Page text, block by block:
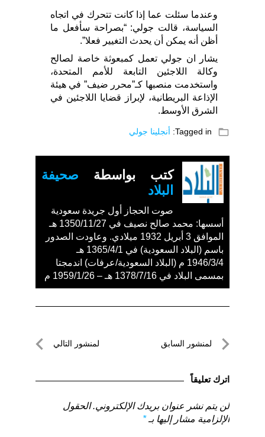
وعندما سئلت عما إذا كانت تتحرك في اتجاه
السياسة، قالت جولي: “بصراحة سأفعل ما
أظن أنه يمكن أن يحدث التغيير فعلا”.
يشار ان جولي تعمل كمبعوثة خاصة لصالح
وكالة اللاجئين التابعة للأمم المتحدة،
واستخدمت منصبها كـ”محرر ضيف” في هيئة
الإذاعة البريطانية، لإبراز قضايا اللاجئين في
الشرق الأوسط.
folder_open
Tagged in: أنجلينا جولي
كتب بواسطة صحيفة
البلاد
صوت الحجاز أول جريدة سعودية
أسسها: محمد صالح نصيف في 1350/11/27 هـ
الموافق 3 أبريل 1932 ميلادي. وعاودت الصدور
باسم (البلاد السعودية) في 1365/4/1 هـ
1946/3/4 م (البلاد السعودية/عرفات) اندمجتا
بمسمى البلاد في 1378/7/16 هـ – 1959/1/26 م
تصفّحلمنشور السابق
السابق
لمنشور التالي
اترك تعليقاً
لن يتم نشر عنوان بريدك الإلكتروني. الحقول
الإلزامية مشار إليها بـ*